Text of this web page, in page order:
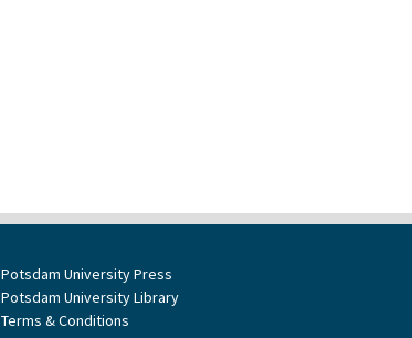
Potsdam University Press
Potsdam University Library
Terms & Conditions